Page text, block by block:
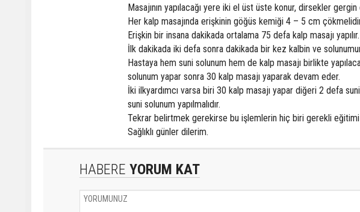
Masajının yapılacağı yere iki el üst üste konur, dirsekler gergin
Her kalp masajında erişkinin göğüs kemiği 4 – 5 cm
Erişkin bir insana dakikada ortalama 75 defa kalp masajı yapılır.
İlk dakikada iki defa sonra dakikada bir kez kalbin ve
Hastaya hem suni solunum hem de kalp masajı birlikte
solunum yapar sonra 30 kalp masajı yaparak devam eder.
İki ilkyardımcı varsa biri 30 kalp masajı yapar diğeri 2 defa
suni solunum yapılmalıdır.
Tekrar belirtmek gerekirse bu işlemlerin hiç biri gerekli eğitimi
Sağlıklı günler dilerim.
HABERE YORUM KAT